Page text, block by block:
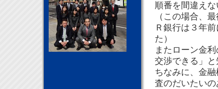
順番を間違えな
（この場合、
Ｒ銀行は３年
た）
またローン金
交渉できる」
ちなみに、金
査のだいたい